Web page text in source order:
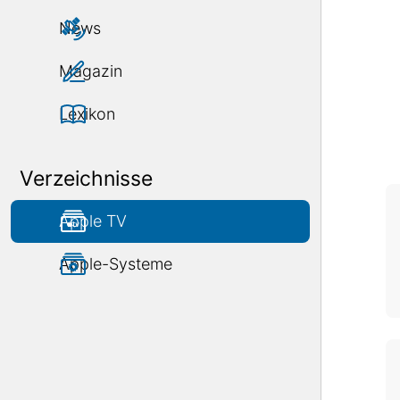
News
Magazin
Lexikon
Verzeichnisse
Apple TV
Apple-Systeme